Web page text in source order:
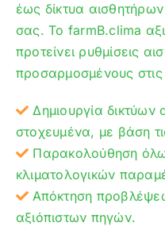
έως δίκτυα
σας. Το farmB.clima
προτείνει ρυθμίσεις
προσαρμοσμένους
Δημιουργία δικτύων
στοχευμένα, με βάση
Παρακολούθηση
κλιματολογικών
Απόκτηση
αξιόπιστων πηγών.